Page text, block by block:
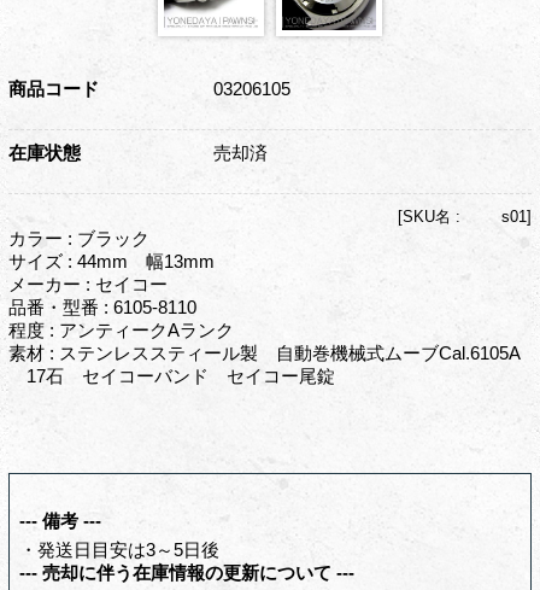
商品コード 03206105
在庫状態 売却済
[SKU名 : s01]
カラー : ブラック
サイズ : 44mm 幅13mm
メーカー : セイコー
品番・型番 : 6105-8110
程度 : アンティークAランク
素材 : ステンレススティール製 自動巻機械式ムーブCal.6105A
17石 セイコーバンド セイコー尾錠
--- 備考 ---
・発送日目安は3～5日後
--- 売却に伴う在庫情報の更新について ---